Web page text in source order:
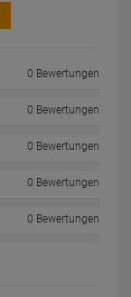
0 Bewertungen
0 Bewertungen
0 Bewertungen
0 Bewertungen
0 Bewertungen